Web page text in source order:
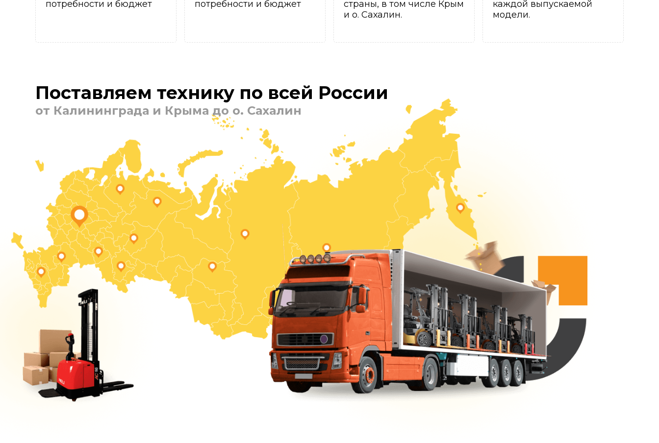
потребности и бюджет
потребности и бюджет
страны, в том числе Крым
и о. Сахалин.
каждой выпускаемой
модели.
Поставляем технику по всей России
от Калининграда и Крыма до о. Сахалин